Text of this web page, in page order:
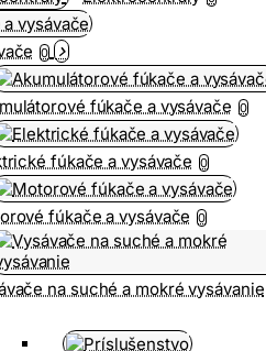
0
fúkače a vysávače 0
fúkače a vysávače 0
fúkače a vysávače 0
na suché a mokré vysávanie